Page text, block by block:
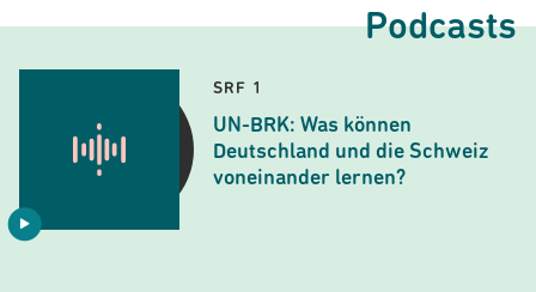
Podcasts
SRF 1
UN-BRK: Was können
Deutschland und die Schweiz
voneinander lernen?